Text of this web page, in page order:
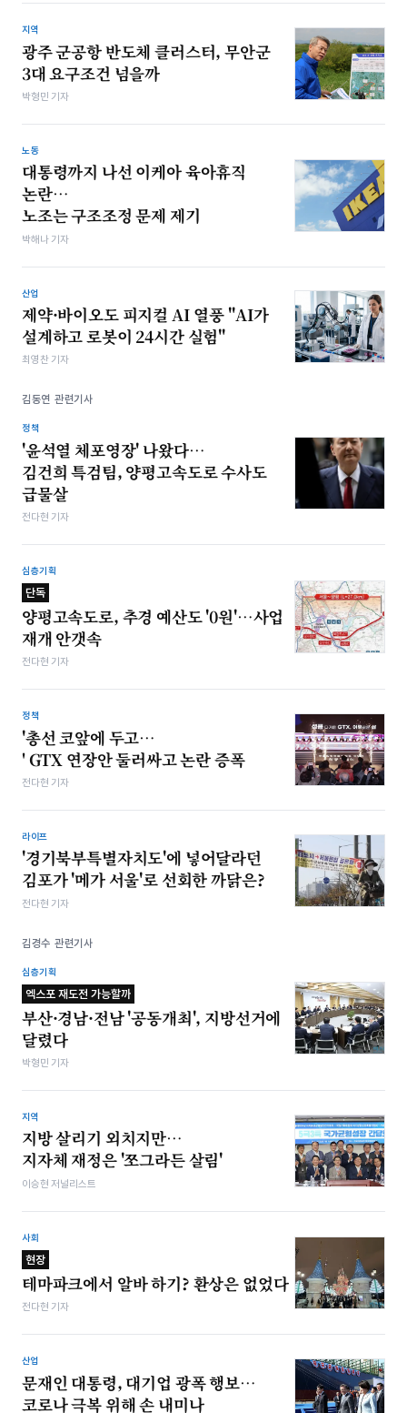
지역
광주 군공항 반도체 클러스터, 무안군
3대 요구조건 넘을까
박형민 기자
노동
대통령까지 나선 이케아 육아휴직
논란…
노조는 구조조정 문제 제기
박해나 기자
산업
제약·바이오도 피지컬 AI 열풍 "AI가
설계하고 로봇이 24시간 실험"
최영찬 기자
김동연 관련기사
정책
'윤석열 체포영장' 나왔다…
김건희 특검팀, 양평고속도로 수사도
급물살
전다현 기자
심층기획
단독
양평고속도로, 추경 예산도 '0원'…사업
재개 안갯속
전다현 기자
정책
'총선 코앞에 두고…
' GTX 연장안 둘러싸고 논란 증폭
전다현 기자
라이프
'경기북부특별자치도'에 넣어달라던
김포가 '메가 서울'로 선회한 까닭은?
전다현 기자
김경수 관련기사
심층기획
엑스포 재도전 가능할까
부산·경남·전남 '공동개최', 지방선거에
달렸다
박형민 기자
지역
지방 살리기 외치지만…
지자체 재정은 '쪼그라든 살림'
이승현 저널리스트
사회
현장
테마파크에서 알바 하기? 환상은 없었다
전다현 기자
산업
문재인 대통령, 대기업 광폭 행보…
코로나 극복 위해 손 내미나